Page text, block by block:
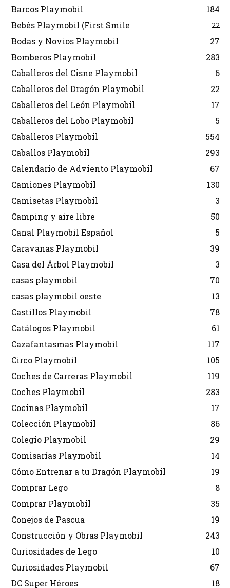
Barcos Playmobil
184
Bebés Playmobil (First Smile
22
Bodas y Novios Playmobil
27
Bomberos Playmobil
283
Caballeros del Cisne Playmobil
6
Caballeros del Dragón Playmobil
22
Caballeros del León Playmobil
17
Caballeros del Lobo Playmobil
5
Caballeros Playmobil
554
Caballos Playmobil
293
Calendario de Adviento Playmobil
67
Camiones Playmobil
130
Camisetas Playmobil
3
Camping y aire libre
50
Canal Playmobil Español
5
Caravanas Playmobil
39
Casa del Árbol Playmobil
3
casas playmobil
70
casas playmobil oeste
13
Castillos Playmobil
78
Catálogos Playmobil
61
Cazafantasmas Playmobil
117
Circo Playmobil
105
Coches de Carreras Playmobil
119
Coches Playmobil
283
Cocinas Playmobil
17
Colección Playmobil
86
Colegio Playmobil
29
Comisarías Playmobil
14
Cómo Entrenar a tu Dragón Playmobil
19
Comprar Lego
8
Comprar Playmobil
35
Conejos de Pascua
19
Construcción y Obras Playmobil
243
Curiosidades de Lego
10
Curiosidades Playmobil
67
DC Super Héroes
18